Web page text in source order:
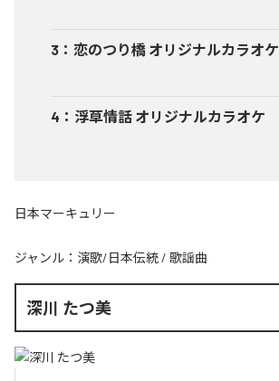
3 ： 恋のつり橋 オリジナルカラオケ
4 ： 浮草情話 オリジナルカラオケ
日本マーキュリー
ジャンル： 演歌/日本伝統 / 歌謡曲
深川 たつ美